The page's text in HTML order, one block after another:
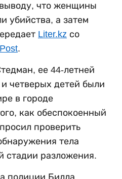
что женщины
убийства, а затем
Liter.kz со
.
ее 44-летней
четверых детей были
в городе
как обеспокоенный
проверить
тела
стадии разложения.